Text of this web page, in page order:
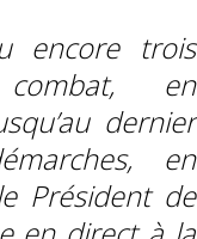
encore trois
en
dernier
en
Président de